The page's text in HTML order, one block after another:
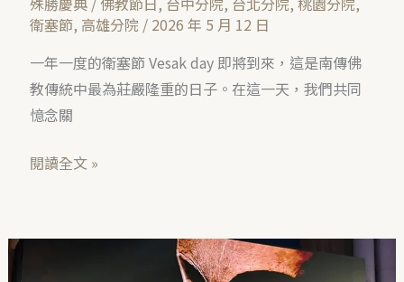
衛塞節, 高雄分院 / 2026 年 5 月 12 日
一年一度的衛塞節 Vesak day 即將到來，這是南傳佛
教傳統中最為莊嚴隆重的日子。在這一天，我們共同
憶念關
閱讀全文 »